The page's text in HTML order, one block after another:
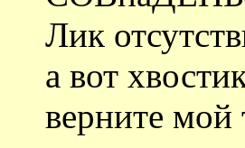
Лик
а вот
верните мой